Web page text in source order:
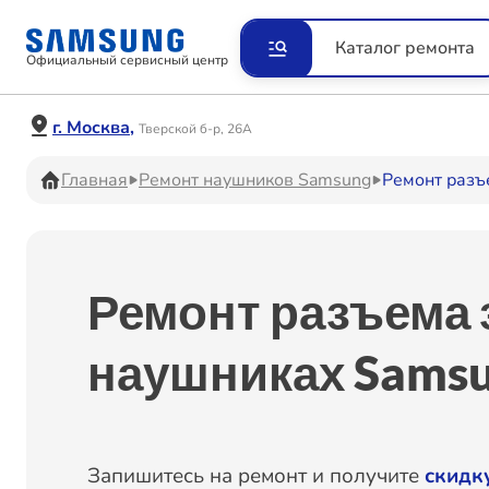
Официальный сервисный центр
Каталог ремонта
г. Москва, Тверской б-р, 26А
Главная Ремонт наушников Samsung Ремонт
Ремонт разъема
наушниках
Запишитесь на ремонт и получите
Ремонт Видеокамер
Ремонт Наушников
Ремонт Холодильников